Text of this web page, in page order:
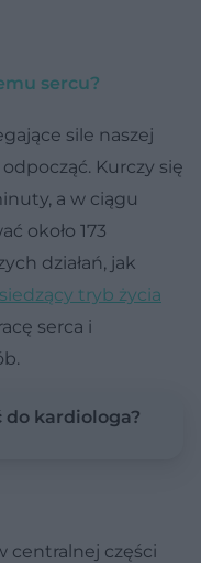
sercu?
sile naszej
Kurczy się
a w ciągu
około 173
działań, jak
siedzący tryb życia
serca i
do kardiologa?
centralnej części